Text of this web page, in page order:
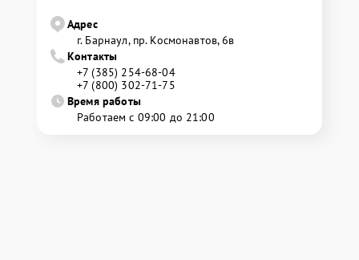
Адрес
г. Барнаул, ​пр. Космонавтов, 6в
Контакты
+7 (385) 254-68-04
+7 (800) 302-71-75
Время работы
Работаем с 09:00 до 21:00